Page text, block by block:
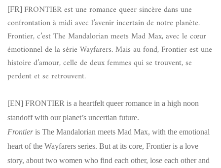
[FR] FRONTIER est une romance queer sincère dans une
confrontation à midi avec l’avenir incertain de notre planète.
Frontier, c’est The Mandalorian meets Mad Max, avec le cœur
émotionnel de la série Wayfarers. Mais au fond, Frontier est une
histoire d’amour, celle de deux femmes qui se trouvent, se
perdent et se retrouvent.
[EN] FRONTIER is a heartfelt queer romance in a high noon
standoff with our planet’s uncertian future.
Frontieris The Mandalorian meets Mad Max, with the emotional
heart of the Wayfarers series. But at its core, Frontier is a love
story, about two women who find each other, lose each other and